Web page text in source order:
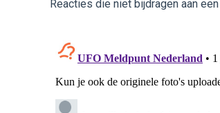
Reacties die niet bijdragen aan